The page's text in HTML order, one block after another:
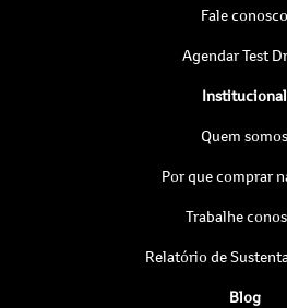
Fale conosco
Agendar Test
Institucional
Quem somos
Por que comprar
Trabalhe
Relatório de
Blog